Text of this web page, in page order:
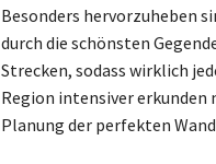
Besonders hervorzuheben
durch die schönsten
Strecken, sodass wirklich
Region intensiver erkunden
Planung der perfekten